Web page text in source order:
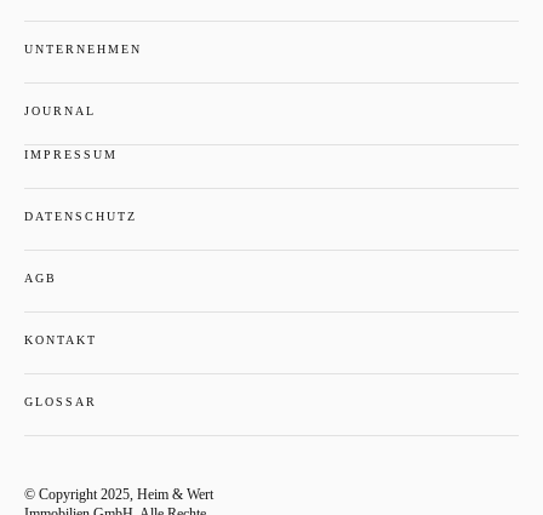
UNTERNEHMEN
JOURNAL
IMPRESSUM
DATENSCHUTZ
AGB
KONTAKT
GLOSSAR
© Copyright 2025, Heim & Wert